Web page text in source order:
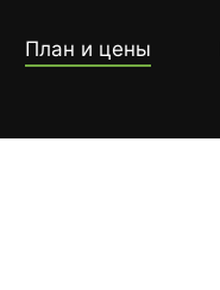
План и цены